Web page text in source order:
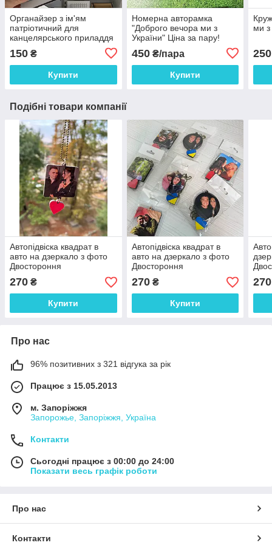
Органайзер з ім'ям
патріотичний для
канцелярського приладдя
150 ₴
Купити
Номерна авторамка
"Доброго вечора ми з
України" Ціна за пару!
450₴/пара
Купити
ми з
250
Подібні товари компанії
Автопідвіска квадрат в
авто на дзеркало з фото
Двостороння
270 ₴
Купити
Автопідвіска квадрат в
авто на дзеркало з фото
Двостороння
270₴
Купити
270
Про нас
96% позитивних з 321 відгука за рік
Працює з 15.05.2013
м. Запоріжжя
Запорожье, Запоріжжя, Україна
Контакти
Сьогодні працює з 00:00 до 24:00
Показати весь графік роботи
Про нас
Контакти